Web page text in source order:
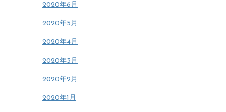
2020年6月
2020年5月
2020年4月
2020年3月
2020年2月
2020年1月